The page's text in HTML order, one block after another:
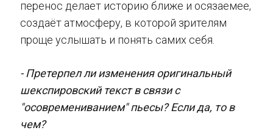
перенос делает историю ближе и осязаемее,
создаёт атмосферу, в которой зрителям
проще услышать и понять самих себя.
- Претерпел ли изменения оригинальный
шекспировский текст в связи с
"осовремениванием" пьесы? Если да, то в
чем?